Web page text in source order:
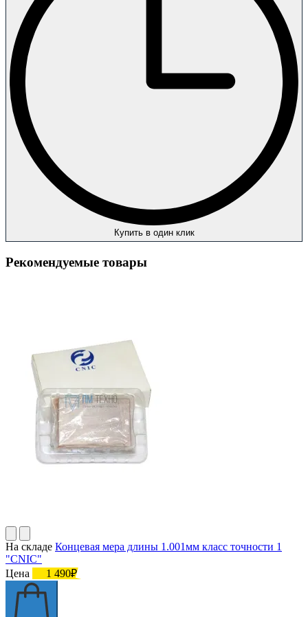
Купить в один клик
Рекомендуемые товары
На складе Концевая мера длины 1.001мм класс точности 1
"CNIC"
Цена
1 490₽